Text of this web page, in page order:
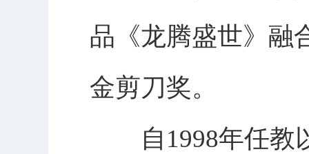
品《龙腾盛世》融
金剪刀奖。
自1998年任教以